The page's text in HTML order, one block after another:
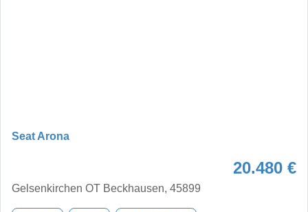
Seat Arona
20.480 €
Gelsenkirchen OT Beckhausen, 45899